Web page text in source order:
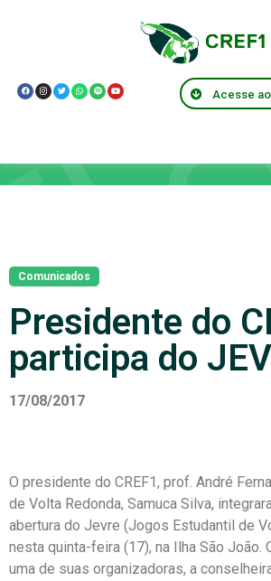
Acesse ao
Comunicados
Presidente do
participa do
17/08/2017
O presidente do CREF1, prof. André
de Volta Redonda, Samuca Silva,
abertura do Jevre (Jogos Estudantil de
nesta quinta-feira (17), na Ilha São João.
uma de suas organizadoras, a